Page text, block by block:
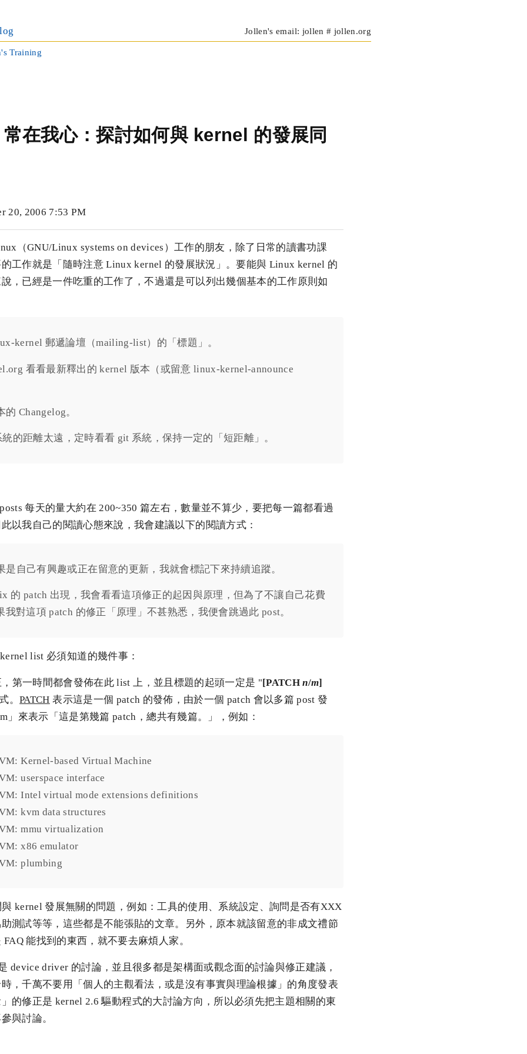
Jollen's email: jollen # jollen.org
Training
在我心：探討如何與 kernel 的發展同
20, 2006 7:53 PM
（GNU/Linux systems on devices）工作的朋友，除了日常的讀書功課
工作就是「隨時注意 Linux kernel 的發展狀況」。要能與 Linux kernel 的
，已經是一件吃重的工作了，不過還是可以列出幾個基本的工作原則如
kernel 郵遞論壇（mailing-list）的「標題」。
看看最新釋出的 kernel 版本（或留意 linux-kernel-announce
Changelog。
的距離太遠，定時看看 git 系統，保持一定的「短距離」。
每天的量大約在 200~350 篇左右，數量並不算少，要把每一篇都看過
以我自己的閱讀心態來說，我會建議以下的閱讀方式：
是自己有興趣或正在留意的更新，我就會標記下來持續追蹤。
的 patch 出現，我會看看這項修正的起因與原理，但為了不讓自己花費
我對這項 patch 的修正「原理」不甚熟悉，我便會跳過此 post。
list 必須知道的幾件事：
第一時間都會發佈在此 list 上，並且標題的起頭一定是 "[PATCHn/m]
。PATCH 表示這是一個 patch 的發佈，由於一個 patch 會以多篇 post 發
」來表示「這是第幾篇 patch，總共有幾篇。」，例如：
Kernel-based Virtual Machine
userspace interface
Intel virtual mode extensions definitions
kvm data structures
mmu virtualization
x86 emulator
plumbing
kernel 發展無關的問題，例如：工具的使用、系統設定、詢問是否有XXX
測試等等，這些都是不能張貼的文章。另外，原本就該留意的非成文禮節
能找到的東西，就不要去麻煩人家。
device driver 的討論，並且很多都是架構面或觀念面的討論與修正建議，
，千萬不要用「個人的主觀看法，或是沒有事實與理論根據」的角度發表
的修正是 kernel 2.6 驅動程式的大討論方向，所以必須先把主題相關的東
與討論。